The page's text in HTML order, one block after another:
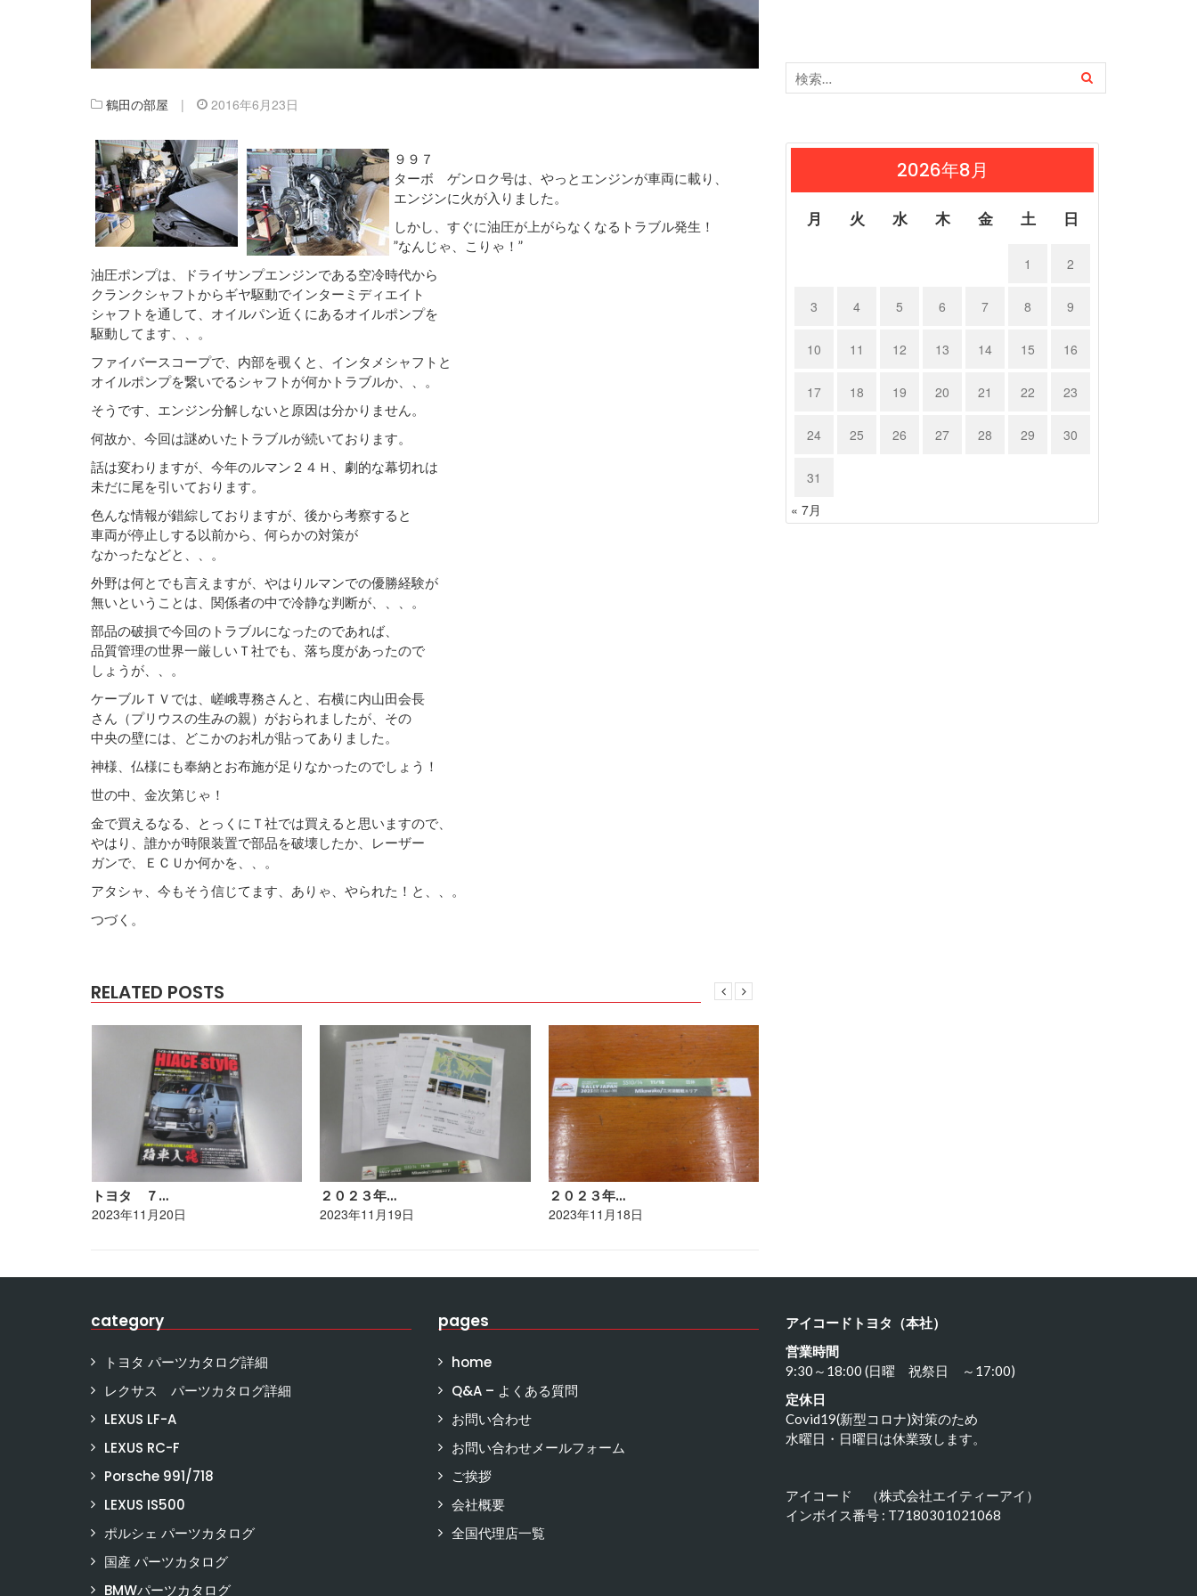
鶴田の部屋 | 2016年6月23日
９９７
ターボ ゲンロク号は、やっとエンジンが車両に載り、
エンジンに火が入りました。
しかし、すぐに油圧が上がらなくなるトラブル発生！
”なんじゃ、こりゃ！”
油圧ポンプは、ドライサンプエンジンである空冷時代から
クランクシャフトからギヤ駆動でインターミディエイト
シャフトを通して、オイルパン近くにあるオイルポンプを
駆動してます、、。
ファイバースコープで、内部を覗くと、インタメシャフトと
オイルポンプを繋いでるシャフトが何かトラブルか、、。
そうです、エンジン分解しないと原因は分かりません。
何故か、今回は謎めいたトラブルが続いております。
話は変わりますが、今年のルマン２４Ｈ、劇的な幕切れは
未だに尾を引いております。
色んな情報が錯綜しておりますが、後から考察すると
車両が停止しする以前から、何らかの対策が
なかったなどと、、。
外野は何とでも言えますが、やはりルマンでの優勝経験が
無いということは、関係者の中で冷静な判断が、、、。
部品の破損で今回のトラブルになったのであれば、
品質管理の世界一厳しいＴ社でも、落ち度があったので
しょうが、、。
ケーブルＴＶでは、嵯峨専務さんと、右横に内山田会長
さん（プリウスの生みの親）がおられましたが、その
中央の壁には、どこかのお札が貼ってありました。
神様、仏様にも奉納とお布施が足りなかったのでしょう！
世の中、金次第じゃ！
金で買えるなる、とっくにＴ社では買えると思いますので、
やはり、誰かが時限装置で部品を破壊したか、レーザー
ガンで、ＥＣＵか何かを、、。
アタシャ、今もそう信じてます、ありゃ、やられた！と、、。
つづく。
RELATED POSTS
トヨタ ７…
2023年11月20日
２０２３年…
2023年11月19日
２０２３年…
2023年11月18日
2026年8月
月 火 水 木 金 土 日
1 2
3 4 5 6 7 8 9
10 11 12 13 14 15 16
17 18 19 20 21 22 23
24 25 26 27 28 29 30
31
« 7月
category
トヨタ パーツカタログ詳細
レクサス パーツカタログ詳細
LEXUS LF-A
LEXUS RC-F
Porsche 991/718
LEXUS IS500
ポルシェ パーツカタログ
国産 パーツカタログ
BMWパーツカタログ
pages
home
Q&A – よくある質問
お問い合わせ
お問い合わせメールフォーム
ご挨拶
会社概要
全国代理店一覧
アイコードトヨタ（本社）
営業時間
9:30～18:00 (日曜 祝祭日 ～17:00)
定休日
Covid19(新型コロナ)対策のため
水曜日・日曜日は休業致します。
アイコード （株式会社エイティーアイ）
インボイス番号 : T7180301021068